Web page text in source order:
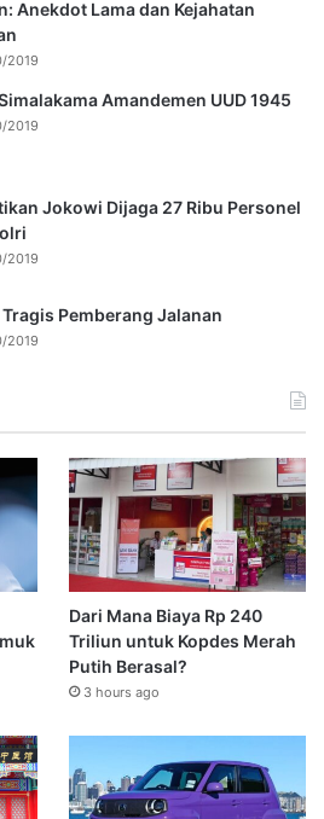
Anekdot Lama dan Kejahatan
2019
Amandemen UUD 1945
2019
Jokowi Dijaga 27 Ribu Personel
2019
Pemberang Jalanan
2019
Dari Mana Biaya Rp 240
Triliun untuk Kopdes Merah
Putih Berasal?
3 hours ago